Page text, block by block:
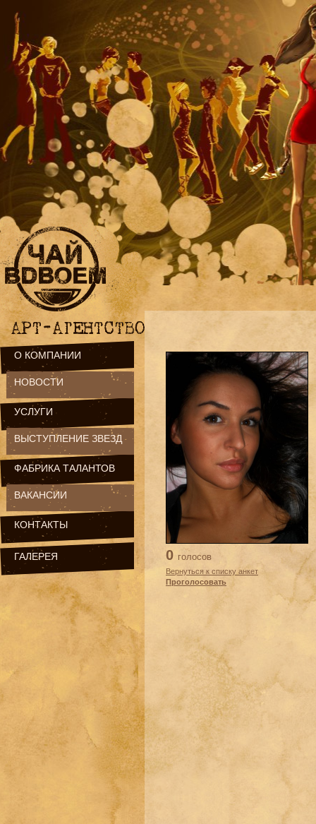
0 голосов
Вернуться к списку анкет
Проголосовать
О КОМПАНИИ
НОВОСТИ
УСЛУГИ
ВЫСТУПЛЕНИЕ ЗВЕЗД
ФАБРИКА ТАЛАНТОВ
ВАКАНСИИ
КОНТАКТЫ
ГАЛЕРЕЯ